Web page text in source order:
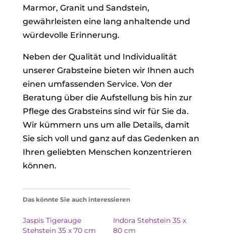
Marmor, Granit und Sandstein,
gewährleisten eine lang anhaltende und
würdevolle Erinnerung.
Neben der Qualität und Individualität
unserer Grabsteine bieten wir Ihnen auch
einen umfassenden Service. Von der
Beratung über die Aufstellung bis hin zur
Pflege des Grabsteins sind wir für Sie da.
Wir kümmern uns um alle Details, damit
Sie sich voll und ganz auf das Gedenken an
Ihren geliebten Menschen konzentrieren
können.
Das könnte Sie auch interessieren
Jaspis Tigerauge
Stehstein 35 x 70 cm
Indora Stehstein 35 x
80 cm